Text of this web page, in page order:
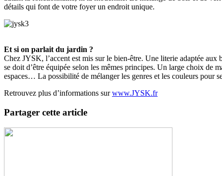
détails qui font de votre foyer un endroit unique.
Et si on parlait du jardin ?
Chez JYSK, l’accent est mis sur le bien-être. Une literie adaptée
se doit d’être équipée selon les mêmes principes. Un large choix de
espaces… La possibilité de mélanger les genres et les couleurs pour
Retrouvez plus d’informations surwww.JYSK.fr
Partager cette article